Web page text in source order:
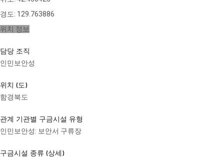
경도: 129.763886
위치 정보
담당 조직
인민보안성
위치 (도)
함경북도
관계 기관별 구금시설 유형
인민보안성: 보안서 구류장
구금시설 종류 (상세)